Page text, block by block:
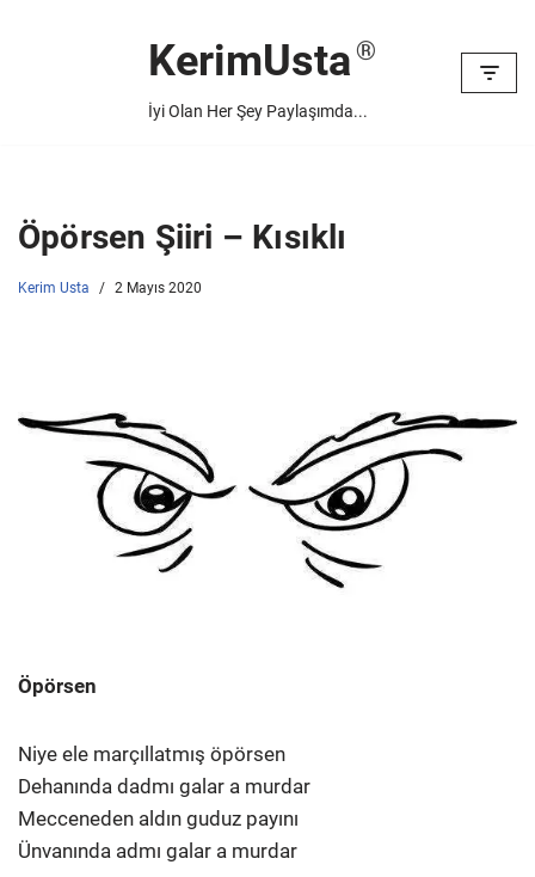
KerimUsta
İyi Olan Her Şey Paylaşımda...
Öpörsen Şiiri – Kısıklı
Kerim Usta 2 Mayıs 2020
Öpörsen
Niye ele marçıllatmış öpörsen
Dehanında dadmı galar a murdar
Mecceneden aldın guduz payını
Ünvanında admı galar a murdar